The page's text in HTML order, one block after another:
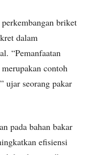
briket
dalam
“Pemanfaatan
contoh
ujar seorang pakar
pada bahan bakar
efisiensi